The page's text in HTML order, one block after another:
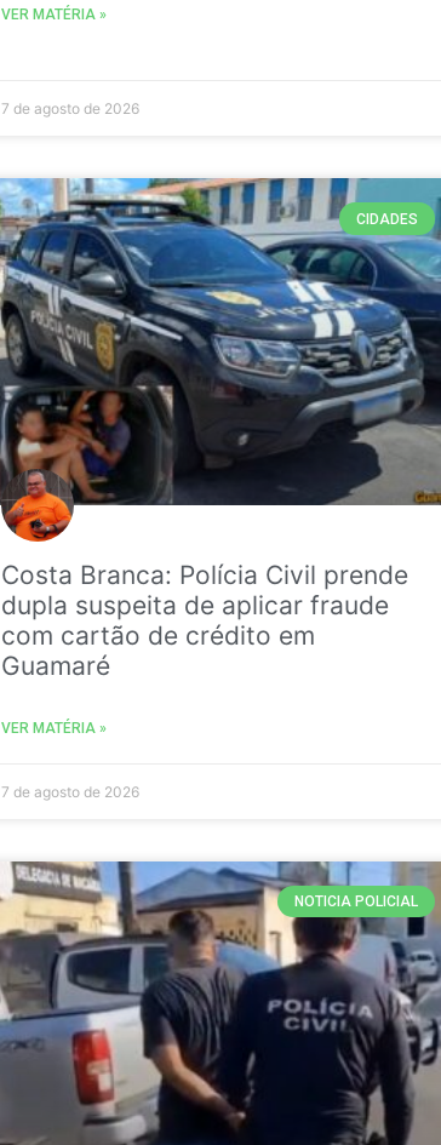
VER MATÉRIA »
7 de agosto de 2026
CIDADES
Costa Branca: Polícia Civil prende
dupla suspeita de aplicar fraude
com cartão de crédito em
Guamaré
VER MATÉRIA »
7 de agosto de 2026
NOTICIA POLICIAL